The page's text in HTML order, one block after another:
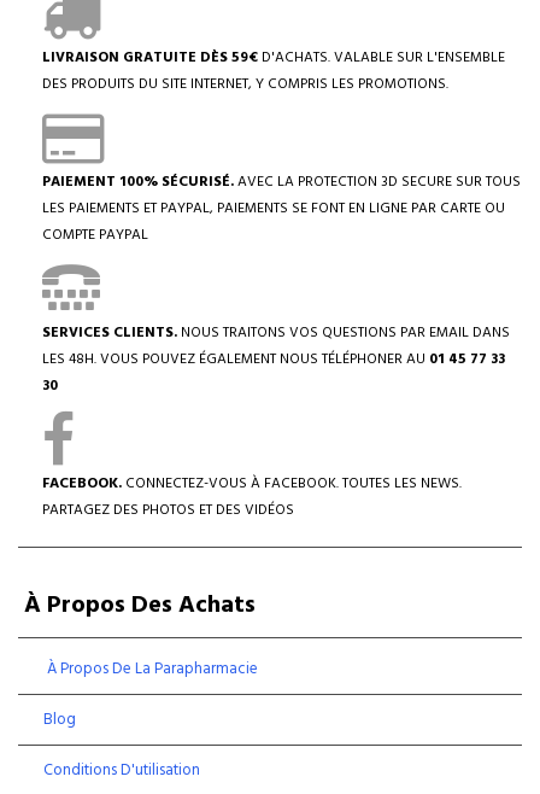
LIVRAISON GRATUITE DÈS 59€ D'ACHATS. VALABLE SUR L'ENSEMBLE
DES PRODUITS DU SITE INTERNET, Y COMPRIS LES PROMOTIONS.
PAIEMENT 100% SÉCURISÉ.AVEC LA PROTECTION 3D SECURE SUR TOUS
LES PAIEMENTS ET PAYPAL, PAIEMENTS SE FONT EN LIGNE PAR CARTE OU
COMPTE PAYPAL
SERVICES CLIENTS. NOUS TRAITONS VOS QUESTIONS PAR EMAIL DANS
LES 48H. VOUS POUVEZ ÉGALEMENT NOUS TÉLÉPHONER AU 01 45 77 33
30
FACEBOOK. CONNECTEZ-VOUS À FACEBOOK. TOUTES LES NEWS.
PARTAGEZ DES PHOTOS ET DES VIDÉOS
À Propos Des Achats
À Propos De La Parapharmacie
Blog
Conditions D'utilisation